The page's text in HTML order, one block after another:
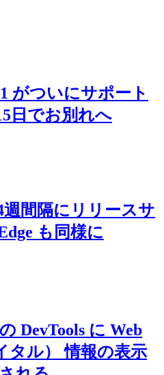
がついにサポート
日でお別れへ
週間隔にリリースサ
も同様に
DevTools に Web
タル） 情報の表示